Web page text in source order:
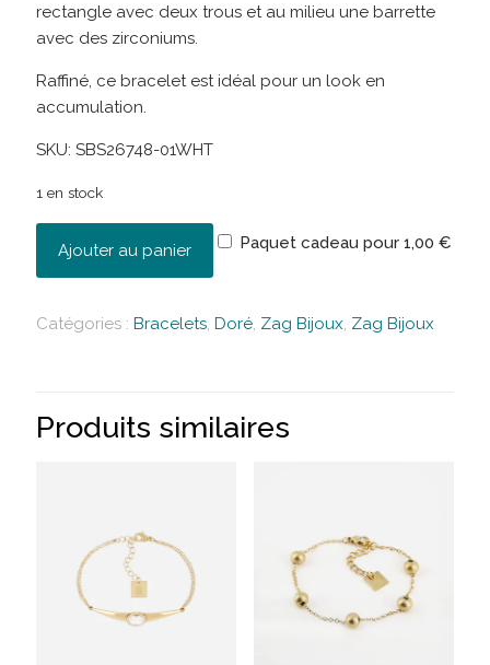
rectangle avec deux trous et au milieu une barrette
avec des zirconiums.
Raffiné, ce bracelet est idéal pour un look en
accumulation.
SKU: SBS26748-01WHT
1 en stock
Ajouter au panier Paquet cadeau pour 1,00 €
Catégories : Bracelets, Doré, Zag Bijoux, Zag Bijoux
Produits similaires